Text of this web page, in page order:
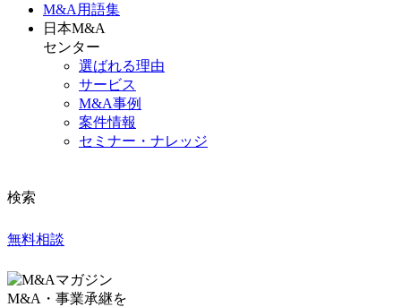
M&A 用語集
日本M&A
センター
選ばれる理由
サービス
M&A事例
案件情報
セミナー・ナレッジ
検索
無料相談
M&A・事業承継を